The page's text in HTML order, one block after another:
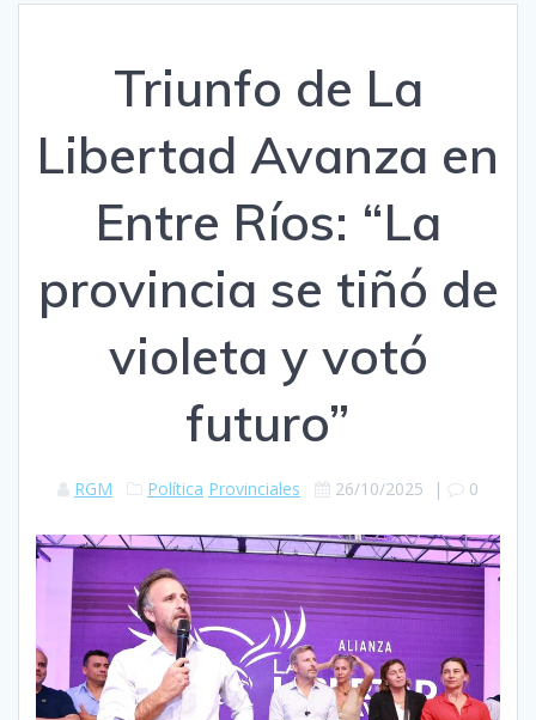
Triunfo de La
Libertad Avanza en
Entre Ríos: “La
provincia se tiñó de
violeta y votó
futuro”
RGM Política Provinciales 26/10/2025 | 0